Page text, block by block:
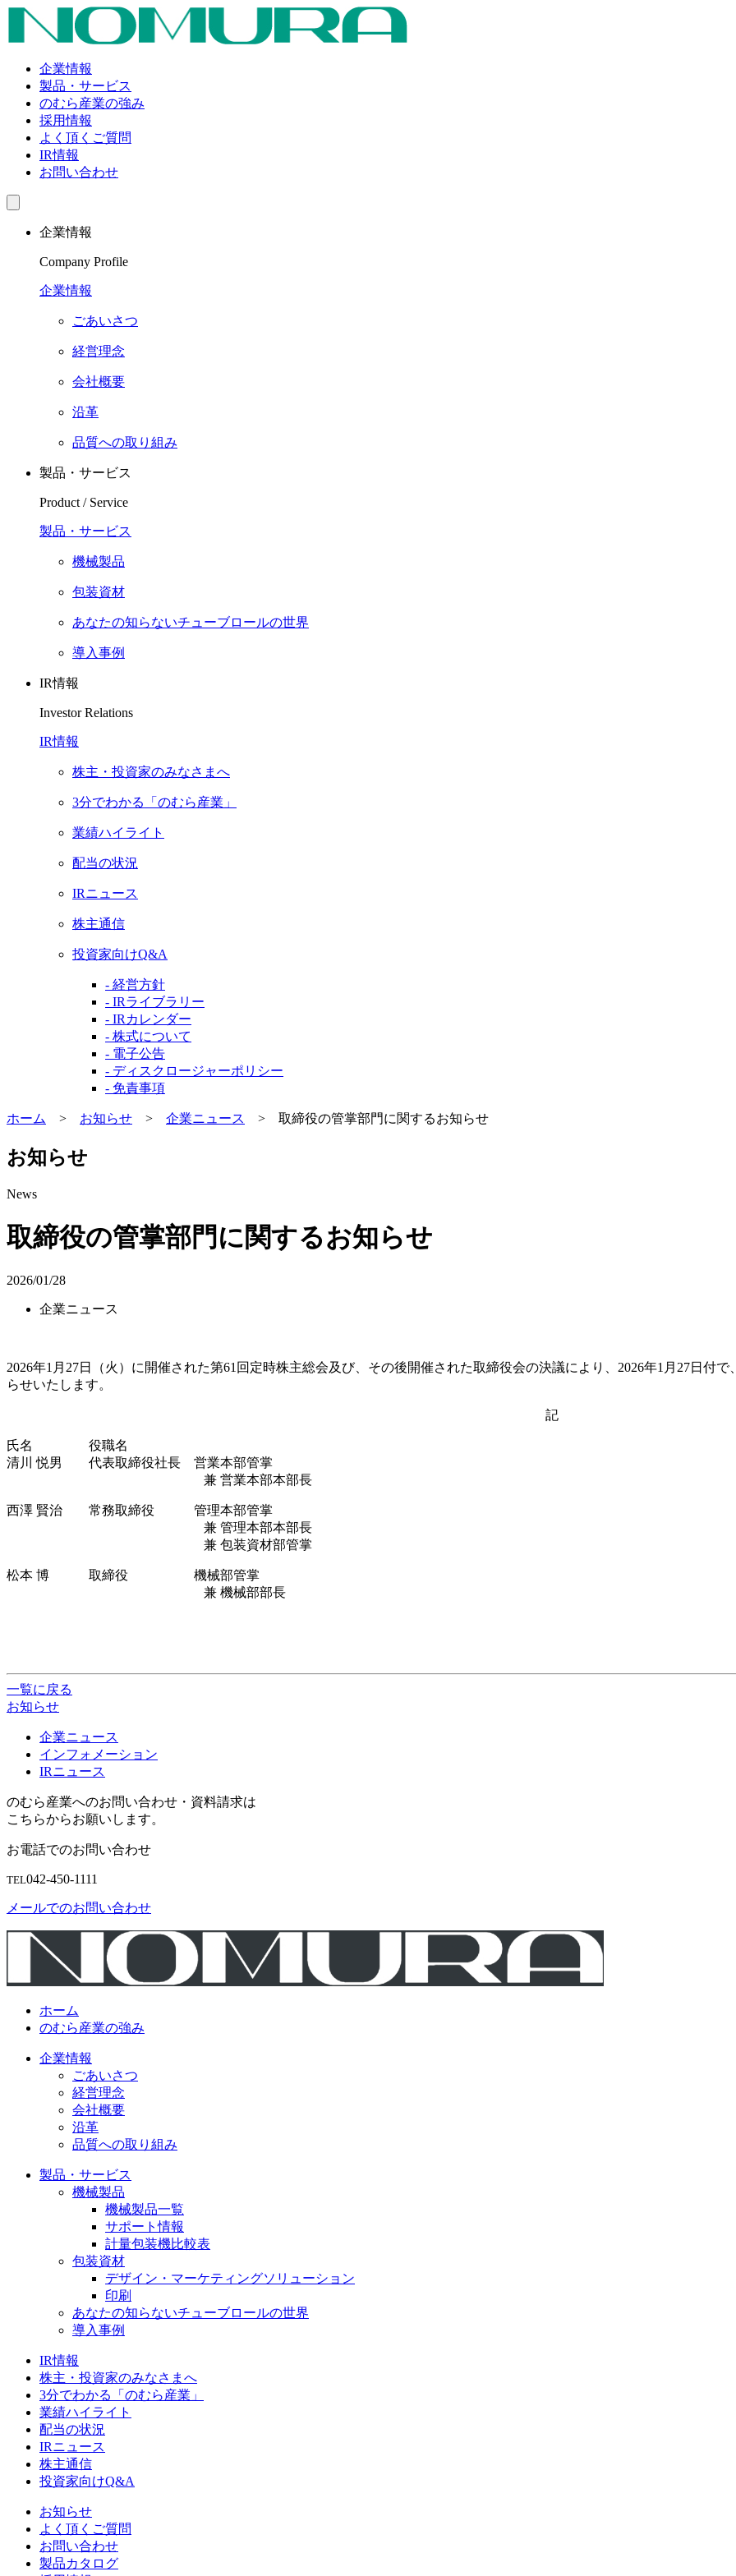
企業情報
製品・サービス
のむら産業の強み
採用情報
よく頂くご質問
IR情報
お問い合わせ
企業情報
Company Profile
企業情報
ごあいさつ
経営理念
会社概要
沿革
品質への取り組み
製品・サービス
Product / Service
製品・サービス
機械製品
包装資材
あなたの知らないチューブロールの世界
導入事例
IR情報
Investor Relations
IR情報
株主・投資家のみなさまへ
3分でわかる「のむら産業」
業績ハイライト
配当の状況
IRニュース
株主通信
投資家向けQ&A
- 経営方針
- IRライブラリー
- IRカレンダー
- 株式について
- 電子公告
- ディスクロージャーポリシー
- 免責事項
ホーム > お知らせ > 企業ニュース > 取締役の管掌部門に関するお知らせ
お知らせ
News
取締役の管掌部門に関するお知らせ
2026/01/28
企業ニュース
2026年1月27日（火）に開催された第61回定時株主総会及び、その後開催された取締役会の決議により、2026年1月27日付
らせいたします。
記
氏名 役職名
清川 悦男 代表取締役社長 営業本部管掌
兼 営業本部本部長
西澤 賢治 常務取締役 管理本部管掌
兼 管理本部本部長
兼 包装資材部管掌
松本 博 取締役 機械部管掌
兼 機械部部長
一覧に戻る
お知らせ
企業ニュース
インフォメーション
IRニュース
のむら産業へのお問い合わせ・資料請求は
こちらからお願いします。
お電話でのお問い合わせ
TEL042-450-1111
メールでのお問い合わせ
ホーム
のむら産業の強み
企業情報
ごあいさつ
経営理念
会社概要
沿革
品質への取り組み
製品・サービス
機械製品
機械製品一覧
サポート情報
計量包装機比較表
包装資材
デザイン・マーケティングソリューション
印刷
あなたの知らないチューブロールの世界
導入事例
IR情報
株主・投資家のみなさまへ
3分でわかる「のむら産業」
業績ハイライト
配当の状況
IRニュース
株主通信
投資家向けQ&A
お知らせ
よく頂くご質問
お問い合わせ
製品カタログ